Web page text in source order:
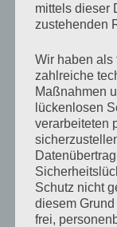
verbrachte.
verschränkten
ich mir
hatte und mich
erwarten würde.
Für sowas war
Typ für die
Fäden ziehen,
fahren, darin
mittels dieser
zustehenden
Wir haben als
zahlreiche
Maßnahmen
lückenlosen
verarbeiteten
Schutz nicht
diesem
frei,